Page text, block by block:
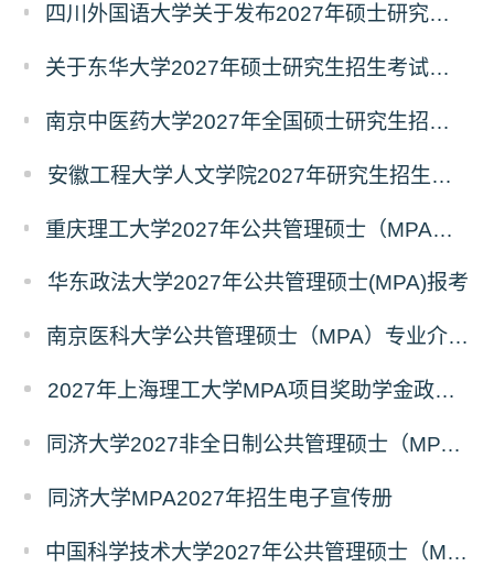
四川外国语大学关于发布2027年硕士研究生招生考试自命题科目大纲的公告
关于东华大学2027年硕士研究生招生考试（初试）招生目录拟调整公告（一）
南京中医药大学2027年全国硕士研究生招生考试初试自命题科目考试内容及参考书目
安徽工程大学人文学院2027年研究生招生简章
重庆理工大学2027年公共管理硕士（MPA）专业学位研究生（双证）报考
华东政法大学2027年公共管理硕士(MPA)报考
南京医科大学公共管理硕士（MPA）专业介绍（2027年）
2027年上海理工大学MPA项目奖助学金政策发布
同济大学2027非全日制公共管理硕士（MPA）奖学金方案
同济大学MPA2027年招生电子宣传册
中国科学技术大学2027年公共管理硕士（MPA）专业学位研究生招生通知